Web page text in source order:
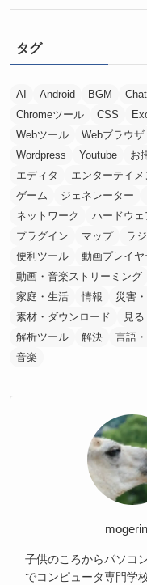
タグ
AI Android BGM
Chromeツール
CSS
Webツール
Webブラウザ
Wordpress
Youtube お
エディタ
エンターテイメ
ゲーム
ジェネレーター
ネットワーク
ハードウェ
プラグイン
マップ ラ
便利ツール
動画プレイヤ
動画・音楽ストリーミング
家庭・生活
情報 災害
素材・ダウンロード
見
解析ツール
解決 言語
音楽
子供のころからパソコ
でコンピュータ専門学